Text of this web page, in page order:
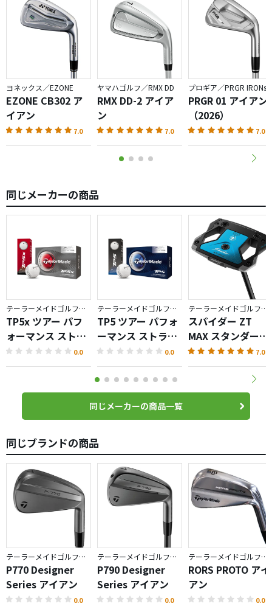
ヨネックス／EZONE
EZONE CB302 ア
イアン
7.0
ヤマハゴルフ／RMX DD
RMX DD-2 アイア
ン
7.0
プロギア／PRGR IRONs
PRGR 01 アイアン
（2026）
7.0
同じメーカーの商品
テーラーメイドゴルフ／TP5
TP5x ツアー パフ
ォーマンス ストラ
イプ ボール
0.0
テーラーメイドゴルフ／TP5
TP5 ツアー パフォ
ーマンス ストライ
プ ボール
0.0
テーラーメイドゴルフ／Spider ZT
スパイダー ZT
MAX スタンダード
パター
7.0
同じメーカーの商品一覧
同じブランドの商品
テーラーメイドゴルフ／P700 シリーズ
P770 Designer
Series アイアン
0.0
テーラーメイドゴルフ／P700 シリーズ
P790 Designer
Series アイアン
0.0
テーラーメイドゴルフ／P700 シリーズ
RORS PROTO アイ
アン
0.0